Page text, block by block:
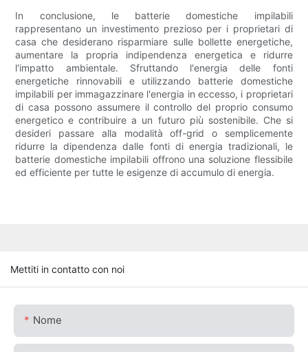
In conclusione, le batterie domestiche impilabili
rappresentano un investimento prezioso per i proprietari di
casa che desiderano risparmiare sulle bollette energetiche,
aumentare la propria indipendenza energetica e ridurre
l'impatto ambientale. Sfruttando l'energia delle fonti
energetiche rinnovabili e utilizzando batterie domestiche
impilabili per immagazzinare l'energia in eccesso, i proprietari
di casa possono assumere il controllo del proprio consumo
energetico e contribuire a un futuro più sostenibile. Che si
desideri passare alla modalità off-grid o semplicemente
ridurre la dipendenza dalle fonti di energia tradizionali, le
batterie domestiche impilabili offrono una soluzione flessibile
ed efficiente per tutte le esigenze di accumulo di energia.
Mettiti in contatto con noi
Nome